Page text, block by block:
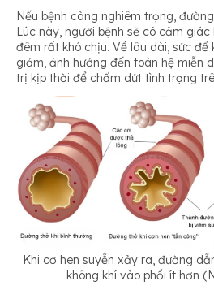
Nếu bệnh càng nghiêm trọng,
Lúc này, người bệnh sẽ có cảm
đêm rất khó chịu. Về lâu dài, sức để
giảm, ảnh hưởng đến toàn hệ miễn
trị kịp thời để chấm dứt tình trạng
Khi cơ hen suyễn xảy ra, đường
không khí vào phổi ít hơn